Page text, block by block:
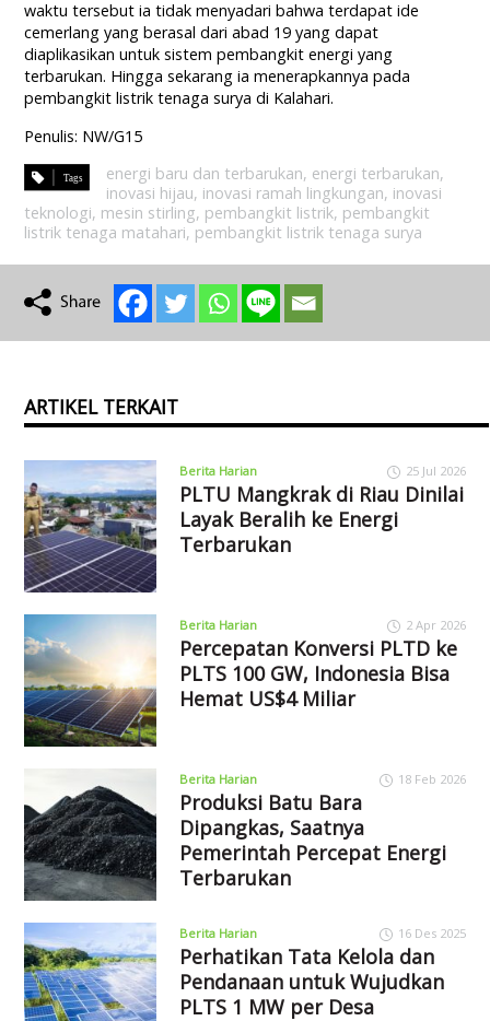
waktu tersebut ia tidak menyadari bahwa terdapat ide
cemerlang yang berasal dari abad 19 yang dapat
diaplikasikan untuk sistem pembangkit energi yang
terbarukan. Hingga sekarang ia menerapkannya pada
pembangkit listrik tenaga surya di Kalahari.
Penulis: NW/G15
energi baru dan terbarukan, energi terbarukan,
inovasi hijau, inovasi ramah lingkungan, inovasi
teknologi, mesin stirling, pembangkit listrik, pembangkit
listrik tenaga matahari, pembangkit listrik tenaga surya
ARTIKEL TERKAIT
Berita Harian 25 Jul 2026
PLTU Mangkrak di Riau Dinilai
Layak Beralih ke Energi
Terbarukan
Berita Harian 2 Apr 2026
Percepatan Konversi PLTD ke
PLTS 100 GW, Indonesia Bisa
Hemat US$4 Miliar
Berita Harian 18 Feb 2026
Produksi Batu Bara
Dipangkas, Saatnya
Pemerintah Percepat Energi
Terbarukan
Berita Harian 16 Des 2025
Perhatikan Tata Kelola dan
Pendanaan untuk Wujudkan
PLTS 1 MW per Desa